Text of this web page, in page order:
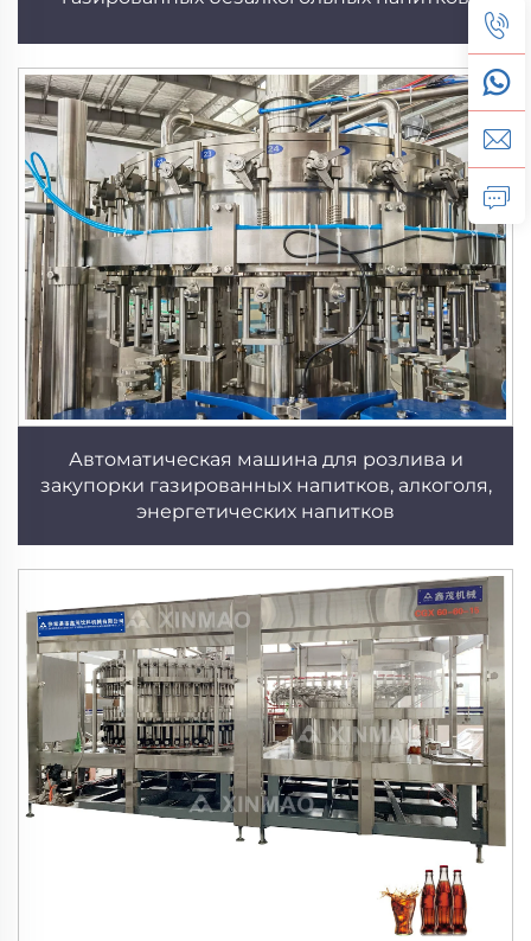
Автоматическая машина для розлива и
закупорки газированных напитков, алкоголя,
энергетических напитков